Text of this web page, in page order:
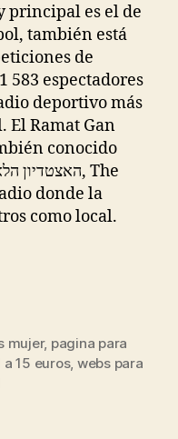
principal es el de
también está
de
583 espectadores
deportivo más
El Ramat Gan
donde la
como local.
mujer, pagina para
15 euros, webs para